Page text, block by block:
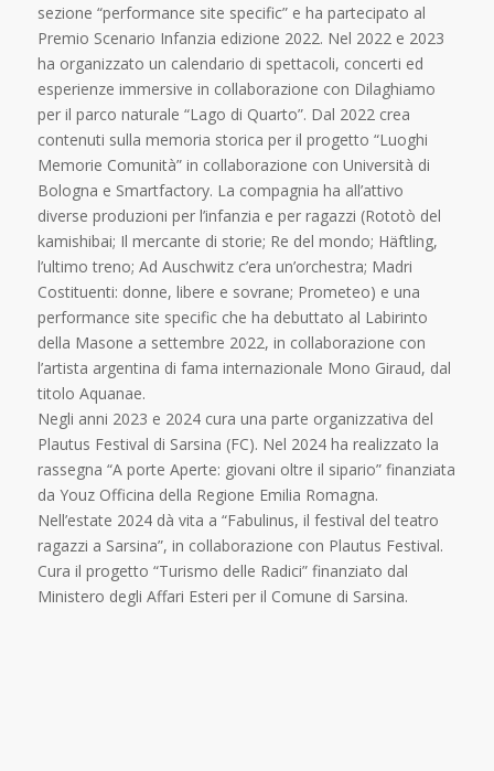
sezione “performance site specific” e ha partecipato al
Premio Scenario Infanzia edizione 2022. Nel 2022 e 2023
ha organizzato un calendario di spettacoli, concerti ed
esperienze immersive in collaborazione con Dilaghiamo
per il parco naturale “Lago di Quarto”. Dal 2022 crea
contenuti sulla memoria storica per il progetto “Luoghi
Memorie Comunità” in collaborazione con Università di
Bologna e Smartfactory. La compagnia ha all’attivo
diverse produzioni per l’infanzia e per ragazzi (Rototò del
kamishibai; Il mercante di storie; Re del mondo; Häftling,
l’ultimo treno; Ad Auschwitz c’era un’orchestra; Madri
Costituenti: donne, libere e sovrane; Prometeo) e una
performance site specific che ha debuttato al Labirinto
della Masone a settembre 2022, in collaborazione con
l’artista argentina di fama internazionale Mono Giraud, dal
titolo Aquanae.
Negli anni 2023 e 2024 cura una parte organizzativa del
Plautus Festival di Sarsina (FC). Nel 2024 ha realizzato la
rassegna “A porte Aperte: giovani oltre il sipario” finanziata
da Youz Officina della Regione Emilia Romagna.
Nell’estate 2024 dà vita a “Fabulinus, il festival del teatro
ragazzi a Sarsina”, in collaborazione con Plautus Festival.
Cura il progetto “Turismo delle Radici” finanziato dal
Ministero degli Affari Esteri per il Comune di Sarsina.